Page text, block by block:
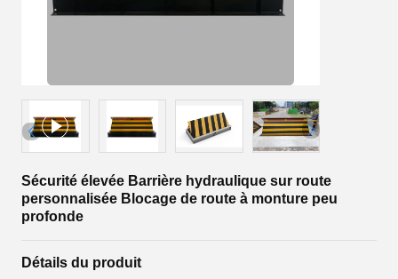
Sécurité élevée Barrière hydraulique sur route
personnalisée Blocage de route à monture peu
profonde
Détails du produit